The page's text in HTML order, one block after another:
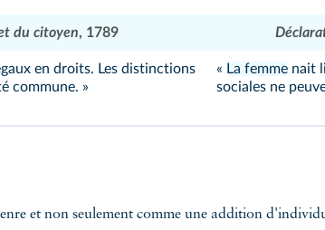
du citoyen, 1789
en droits. Les distinctions
commune. »
« La femme nait
sociales ne
et non seulement comme une addition